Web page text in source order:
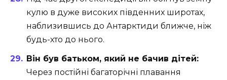
кулю в дуже високих південних широтах,
наблизившись до Антарктиди ближче, ніж
будь-хто до нього.
Він був батьком, який не бачив дітей:
Через постійні багаторічні плавання